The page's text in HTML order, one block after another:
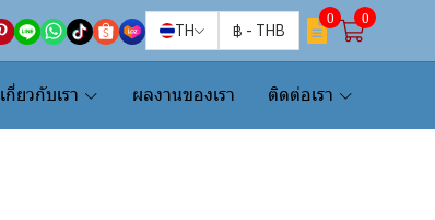
TH ฿ - THB
0 0
เกี่ยวกับเรา ผลงานของเรา ติดต่อเรา